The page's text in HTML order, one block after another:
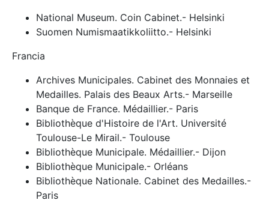
National Museum. Coin Cabinet.- Helsinki
Suomen Numismaatikkoliitto.- Helsinki
Francia
Archives Municipales. Cabinet des Monnaies et
Medailles. Palais des Beaux Arts.- Marseille
Banque de France. Médaillier.- Paris
Bibliothèque d'Histoire de l'Art. Université
Toulouse-Le Mirail.- Toulouse
Bibliothèque Municipale. Médaillier.- Dijon
Bibliothèque Municipale.- Orléans
Bibliothèque Nationale. Cabinet des Medailles.-
Paris